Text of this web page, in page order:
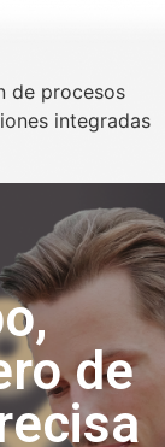
de procesos
integradas
de